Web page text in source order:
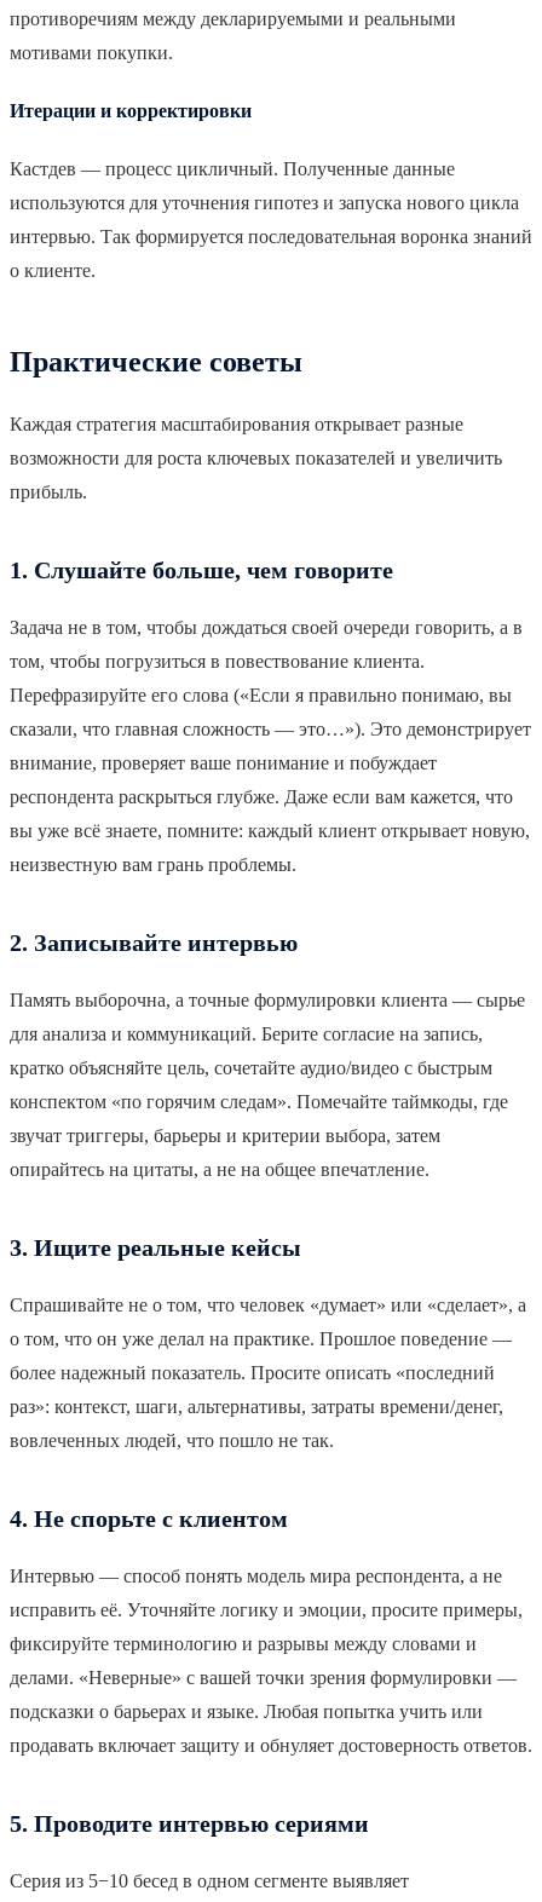
противоречиям между декларируемыми и реальными
мотивами покупки.
Итерации и корректировки
Кастдев — процесс цикличный. Полученные данные
используются для уточнения гипотез и запуска нового цикла
интервью. Так формируется последовательная воронка знаний
о клиенте.
Практические советы
Каждая стратегия масштабирования открывает разные
возможности для роста ключевых показателей и увеличить
прибыль.
1. Слушайте больше, чем говорите
Задача не в том, чтобы дождаться своей очереди говорить, а в
том, чтобы погрузиться в повествование клиента.
Перефразируйте его слова («Если я правильно понимаю, вы
сказали, что главная сложность — это…»). Это демонстрирует
внимание, проверяет ваше понимание и побуждает
респондента раскрыться глубже. Даже если вам кажется, что
вы уже всё знаете, помните: каждый клиент открывает новую,
неизвестную вам грань проблемы.
2. Записывайте интервью
Память выборочна, а точные формулировки клиента — сырье
для анализа и коммуникаций. Берите согласие на запись,
кратко объясняйте цель, сочетайте аудио/видео с быстрым
конспектом «по горячим следам». Помечайте таймкоды, где
звучат триггеры, барьеры и критерии выбора, затем
опирайтесь на цитаты, а не на общее впечатление.
3. Ищите реальные кейсы
Спрашивайте не о том, что человек «думает» или «сделает», а
о том, что он уже делал на практике. Прошлое поведение —
более надежный показатель. Просите описать «последний
раз»: контекст, шаги, альтернативы, затраты времени/денег,
вовлеченных людей, что пошло не так.
4. Не спорьте с клиентом
Интервью — способ понять модель мира респондента, а не
исправить её. Уточняйте логику и эмоции, просите примеры,
фиксируйте терминологию и разрывы между словами и
делами. «Неверные» с вашей точки зрения формулировки —
подсказки о барьерах и языке. Любая попытка учить или
продавать включает защиту и обнуляет достоверность ответов.
5. Проводите интервью сериями
Серия из 5−10 бесед в одном сегменте выявляет